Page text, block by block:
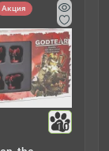
Акция
10